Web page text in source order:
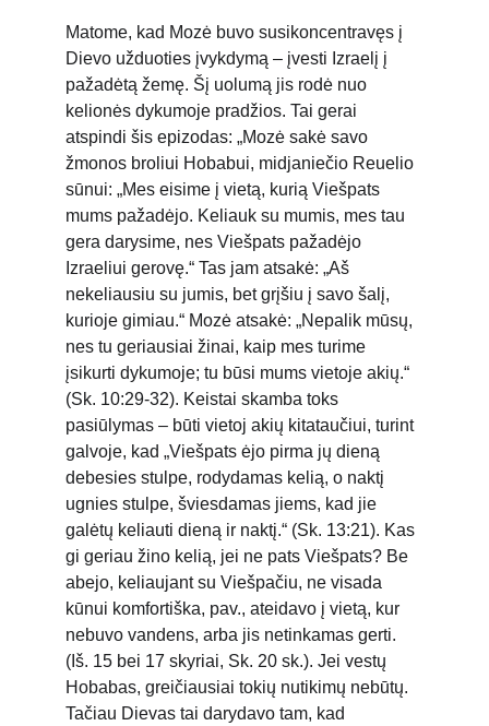
Matome, kad Mozė buvo susikoncentravęs į
Dievo užduoties įvykdymą – įvesti Izraelį į
pažadėtą žemę. Šį uolumą jis rodė nuo
kelionės dykumoje pradžios. Tai gerai
atspindi šis epizodas: „Mozė sakė savo
žmonos broliui Hobabui, midjaniečio Reuelio
sūnui: „Mes eisime į vietą, kurią Viešpats
mums pažadėjo. Keliauk su mumis, mes tau
gera darysime, nes Viešpats pažadėjo
Izraeliui gerovę.“ Tas jam atsakė: „Aš
nekeliausiu su jumis, bet grįšiu į savo šalį,
kurioje gimiau.“ Mozė atsakė: „Nepalik mūsų,
nes tu geriausiai žinai, kaip mes turime
įsikurti dykumoje; tu būsi mums vietoje akių.“
(Sk. 10:29-32). Keistai skamba toks
pasiūlymas – būti vietoj akių kitataučiui, turint
galvoje, kad „Viešpats ėjo pirma jų dieną
debesies stulpe, rodydamas kelią, o naktį
ugnies stulpe, šviesdamas jiems, kad jie
galėtų keliauti dieną ir naktį.“ (Sk. 13:21). Kas
gi geriau žino kelią, jei ne pats Viešpats? Be
abejo, keliaujant su Viešpačiu, ne visada
kūnui komfortiška, pav., ateidavo į vietą, kur
nebuvo vandens, arba jis netinkamas gerti.
(Iš. 15 bei 17 skyriai, Sk. 20 sk.). Jei vestų
Hobabas, greičiausiai tokių nutikimų nebūtų.
Tačiau Dievas tai darydavo tam, kad